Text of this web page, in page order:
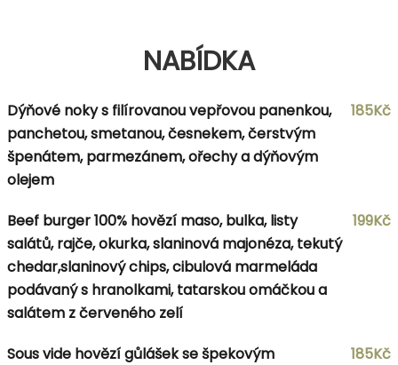
NABÍDKA
Dýňové noky s filírovanou vepřovou panenkou,
panchetou, smetanou, česnekem, čerstvým
špenátem, parmezánem, ořechy a dýňovým
olejem
185Kč
Beef burger 100% hovězí maso, bulka, listy
salátů, rajče, okurka, slaninová majonéza, tekutý
chedar,slaninový chips, cibulová marmeláda
podávaný s hranolkami, tatarskou omáčkou a
salátem z červeného zelí
199Kč
Sous vide hovězí gůlášek se špekovým
185Kč